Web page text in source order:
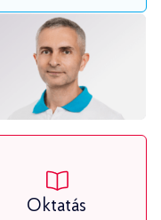
Oktatás